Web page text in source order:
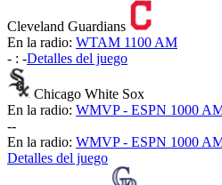
Cleveland Guardians
En la radio: WTAM 1100 AM
- : -Detalles del juego
Chicago White Sox
En la radio: WMVP - ESPN 1000
--
En la radio: WMVP - ESPN 1000
Detalles del juego